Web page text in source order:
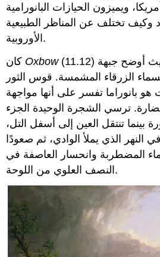
ويميزون الحيازات البانورامية
وكيف تختلف عن المناظر الطبيعية
الأوروبية.
Oxbow(11.12) مشهدًا مثيرًا لوقته، حيث أوضح جبهة
الزرقاء المشمسة. قوس الثور
هو بانوراما تفسر على أنها مواجهة
ترسي الشجرة الوحيدة الجزء
بينما تنتقل العين إلى أسفل التل،
النهر الذي يملأ الوادي، ثم صعودًا
المضطربة وانحسار العاصفة في
النصف العلوي من اللوحة.